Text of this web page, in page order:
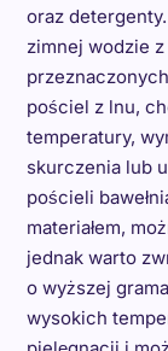
oraz
zimnej wodzie
pościel z lnu,
temperatury,
skurczenia lub
pościeli
materiałem,
jednak warto
o wyższej
wysokich